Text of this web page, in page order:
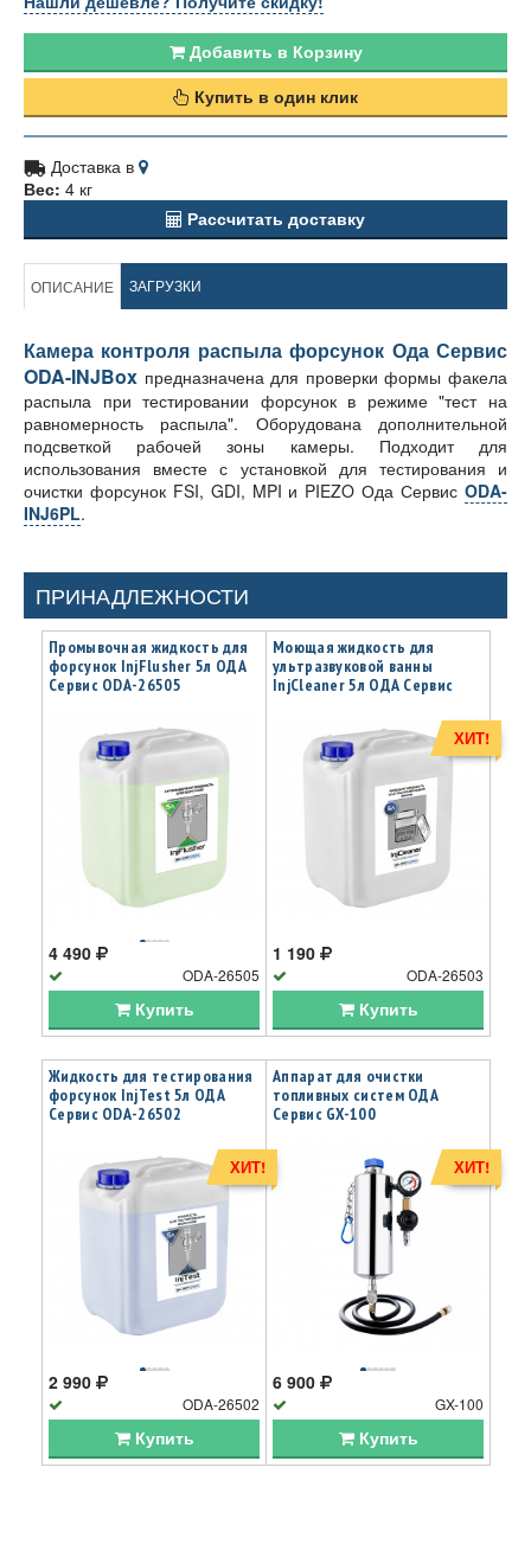
Добавить в Корзину
Купить в один клик
Доставка в
Вес: 4 кг
Рассчитать доставку
ОПИСАНИЕ ЗАГРУЗКИ
Камера контроля распыла форсунок Ода Сервис
ODA-INJBox предназначена для проверки формы факела
распыла при тестировании форсунок в режиме "тест на
равномерность распыла". Оборудована дополнительной
подсветкой рабочей зоны камеры. Подходит для
использования вместе с установкой для тестирования и
очистки форсунок FSI, GDI, MPI и PIEZO Ода Сервис ODA-
INJ6PL.
ПРИНАДЛЕЖНОСТИ
Промывочная жидкость для
форсунок InjFlusher 5л ОДА
Сервис ODA-26505
4 490
ODA-26505
Купить
Моющая жидкость для
ультразвуковой ванны
InjCleaner 5л ОДА Сервис
1 190
ODA-26503
Купить
ХИТ!
Жидкость для тестирования
форсунок InjTest 5л ОДА
Сервис ODA-26502
2 990
ODA-26502
Купить
ХИТ!
Аппарат для очистки
топливных систем ОДА
Сервис GX-100
6 900
GX-100
Купить
ХИТ!